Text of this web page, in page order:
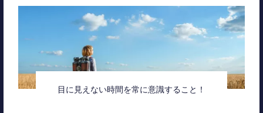
目に見えない時間を常に意識すること！